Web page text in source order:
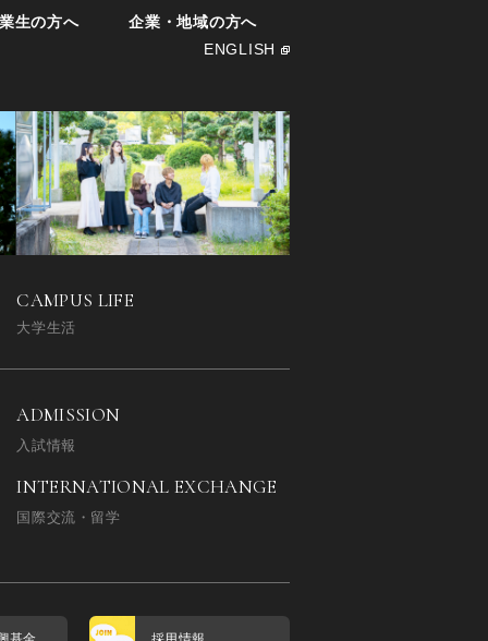
生の方へ
企業・地域の方へ
ENGLISH
CAMPUS LIFE
大学生活
ADMISSION
入試情報
INTERNATIONAL EXCHANGE
国際交流・留学